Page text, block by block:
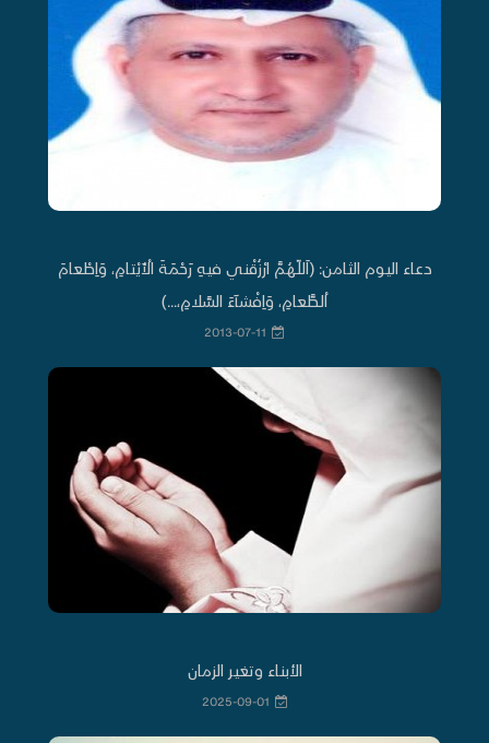
دعاء اليوم الثامن: (اَللّهُمَّ ارْزُقْني فيهِ رَحْمَةَ الْأَيْتامِ، وَاِطْعامَ
اْلطَّعامِ، وَاِفْشآءَ السَّلامِ،...)
2013-07-11
الأبناء وتغير الزمان
2025-09-01